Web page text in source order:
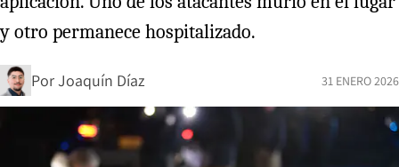
y otro permanece hospitalizado.
PorJoaquín Díaz 31 ENERO 2026